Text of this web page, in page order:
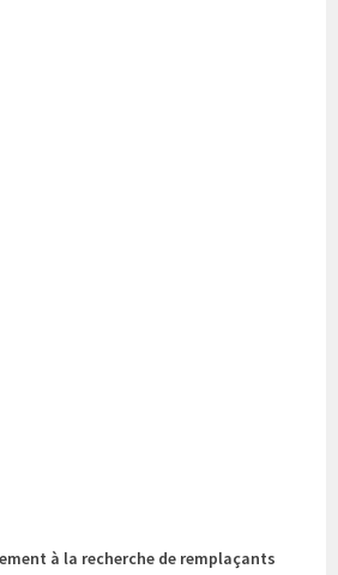
à la recherche de remplaçants